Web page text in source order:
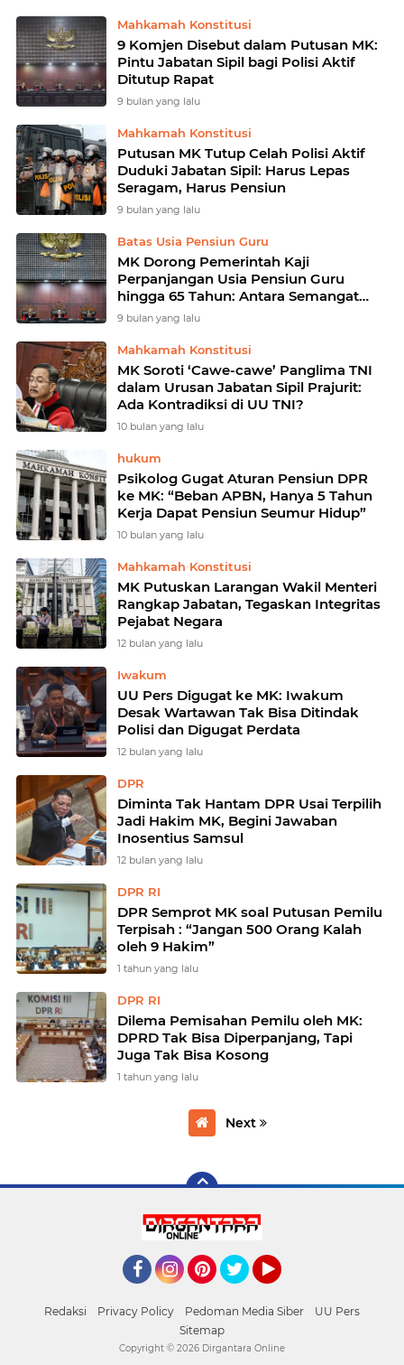
Mahkamah Konstitusi
9 Komjen Disebut dalam Putusan MK:
Pintu Jabatan Sipil bagi Polisi Aktif
Ditutup Rapat
9 bulan yang lalu
Mahkamah Konstitusi
Putusan MK Tutup Celah Polisi Aktif
Duduki Jabatan Sipil: Harus Lepas
Seragam, Harus Pensiun
9 bulan yang lalu
Batas Usia Pensiun Guru
MK Dorong Pemerintah Kaji
Perpanjangan Usia Pensiun Guru
hingga 65 Tahun: Antara Semangat
Pengabdian dan Tantangan Regulasi
9 bulan yang lalu
Mahkamah Konstitusi
MK Soroti ‘Cawe-cawe’ Panglima TNI
dalam Urusan Jabatan Sipil Prajurit:
Ada Kontradiksi di UU TNI?
10 bulan yang lalu
hukum
Psikolog Gugat Aturan Pensiun DPR
ke MK: “Beban APBN, Hanya 5 Tahun
Kerja Dapat Pensiun Seumur Hidup”
10 bulan yang lalu
Mahkamah Konstitusi
MK Putuskan Larangan Wakil Menteri
Rangkap Jabatan, Tegaskan Integritas
Pejabat Negara
12 bulan yang lalu
Iwakum
UU Pers Digugat ke MK: Iwakum
Desak Wartawan Tak Bisa Ditindak
Polisi dan Digugat Perdata
12 bulan yang lalu
DPR
Diminta Tak Hantam DPR Usai Terpilih
Jadi Hakim MK, Begini Jawaban
Inosentius Samsul
12 bulan yang lalu
DPR RI
DPR Semprot MK soal Putusan Pemilu
Terpisah : “Jangan 500 Orang Kalah
oleh 9 Hakim”
1 tahun yang lalu
DPR RI
Dilema Pemisahan Pemilu oleh MK:
DPRD Tak Bisa Diperpanjang, Tapi
Juga Tak Bisa Kosong
1 tahun yang lalu
Next
Redaksi Privacy Policy Pedoman Media Siber
UU Pers
Sitemap
Copyright © 2026 Dirgantara Online